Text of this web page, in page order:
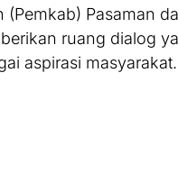
(Pemkab) Pasaman
ruang dialog
aspirasi masyarakat.